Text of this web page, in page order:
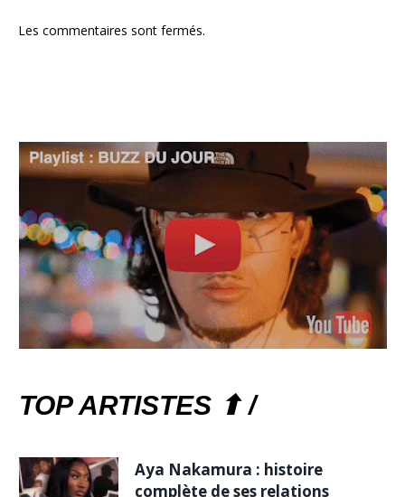
Les commentaires sont fermés.
TOP ARTISTES ⬆ /
Aya Nakamura : histoire
complète de ses relations